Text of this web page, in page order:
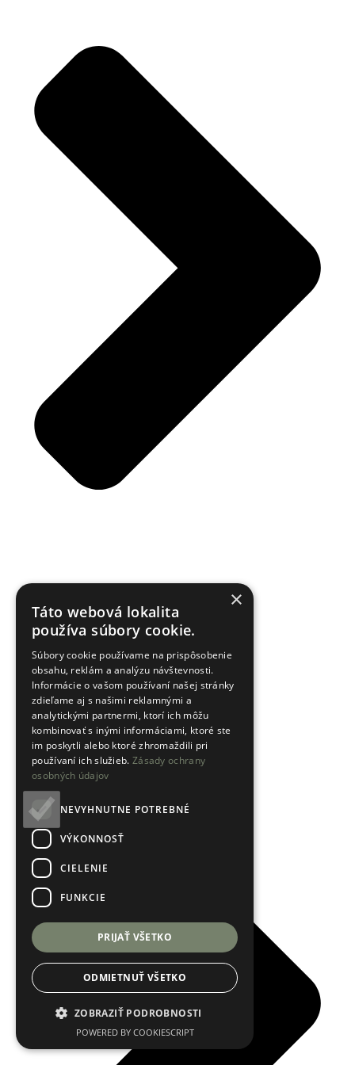
Reklamačný poriadok
×
Táto webová lokalita
používa súbory cookie.
Súbory cookie používame na prispôsobenie
obsahu, reklám a analýzu návštevnosti.
Informácie o vašom používaní našej stránky
zdieľame aj s našimi reklamnými a
analytickými partnermi, ktorí ich môžu
kombinovať s inými informáciami, ktoré ste
im poskytli alebo ktoré zhromaždili pri
používaní ich služieb. Zásady ochrany
osobných údajov
NEVYHNUTNE POTREBNÉ
VÝKONNOSŤ
CIELENIE
FUNKCIE
PRIJAŤ VŠETKO
ODMIETNUŤ VŠETKO
ZOBRAZIŤ PODROBNOSTI
POWERED BY COOKIESCRIPT